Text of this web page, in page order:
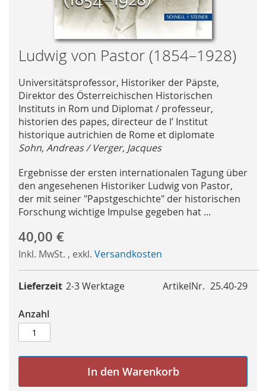
Skip
to
the
beginning
of
the
images
gallery
Ludwig von Pastor (1854–1928)
Universitätsprofessor, Historiker der Päpste,
Direktor des Österreichischen Historischen
Instituts in Rom und Diplomat / professeur,
historien des papes, directeur de l’ Institut
historique autrichien de Rome et diplomate
Sohn, Andreas / Verger, Jacques
Ergebnisse der ersten internationalen Tagung über
den angesehenen Historiker Ludwig von Pastor,
der mit seiner "Papstgeschichte" der historischen
Forschung wichtige Impulse gegeben hat ...
40,00 €
Inkl. MwSt. , exkl. Versandkosten
ArtikelNr. 25.40-29
Lieferzeit 2-3 Werktage
Anzahl
In den Warenkorb